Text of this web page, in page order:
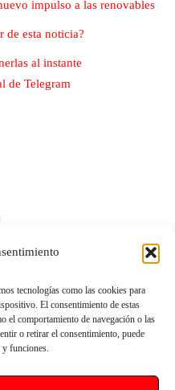
tecnologías como las cookies para
El consentimiento de estas
el comportamiento de navegación o las
o retirar el consentimiento, puede
y funciones.
impulso a las renovables
de esta noticia?
al instante
de Telegram